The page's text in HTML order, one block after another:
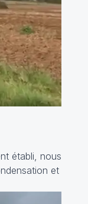
établi, nous
et